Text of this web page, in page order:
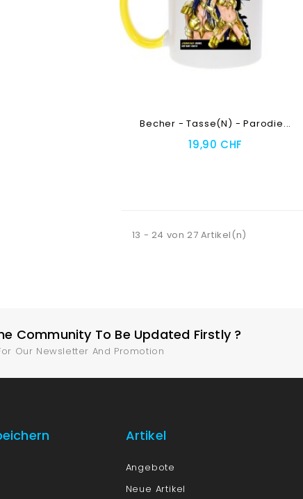
Becher - Tasse(n) - Parodie...
19,90 CHF
13 - 24 von 27 Artikel(n)
Community To Be Updated Firstly ?
Our Newsletter And Promotion
Artikel
Angebote
Neue Artikel